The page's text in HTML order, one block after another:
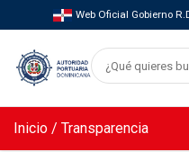
Web Oficial Gobierno
Inicio / Transparencia